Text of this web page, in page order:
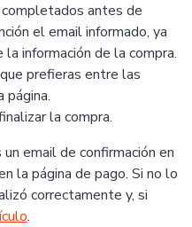
antes de
el email informado, ya
información de la compra.
prefieras entre las
página.
la compra.
email de confirmación en
la página de pago. Si no lo
correctamente y, si
.